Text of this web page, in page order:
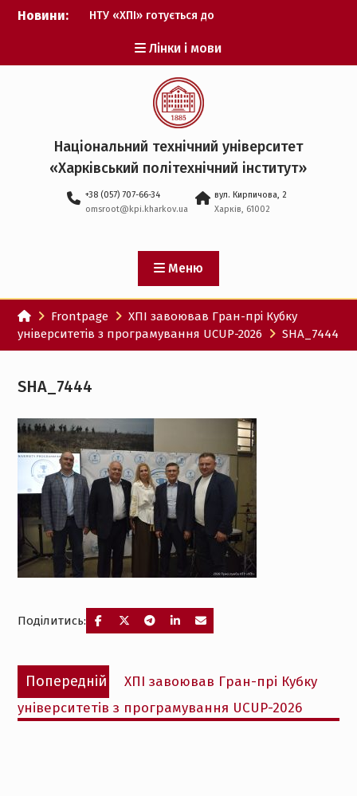
Перейти
Новини:
НТУ «ХПІ» готується до
Музичні таланти ХПІ
запрошуються на
Всеукраїнський
фестиваль «Червона
рута – 2027»
ХПІ уклав угоду про
партнерство з ДержНДІ
технологій кібербезпеки
Головнокомандувачем
Збройних Сил України
участю ХПІ обговорили
перспективи українсько-
іспанського
технологічного
партнерства
Лінки і мови
Національний технічний університет
«Харківський політехнічний iнститут»
+38 (057) 707-66-34
omsroot@kpi.kharkov.ua
вул. Кирпичова, 2
Харків, 61002
Меню
Frontpage
ХПІ завоював Гран-прі Кубку
університетів з програмування UCUP-2026
SHA_7444
SHA_7444
Поділитись:
Навігація
записів
Попередній
Попередній
запис:
ХПІ завоював Гран-прі Кубку
університетів з програмування UCUP-2026